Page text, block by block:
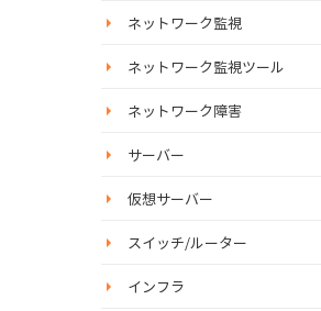
ネットワーク監視
ネットワーク監視ツール
ネットワーク障害
サーバー
仮想サーバー
スイッチ/ルーター
インフラ